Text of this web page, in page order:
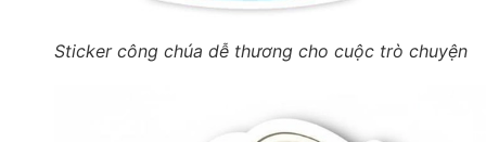
Sticker công chúa dễ thương cho cuộc trò chuyện